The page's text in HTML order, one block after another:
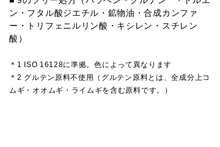
ン・フタル酸ジエチル・鉱物油・合成カンファ
ー・トリフェニルリン酸・キシレン・スチレン
酸）
＊1 ISO 16128に準拠。色によって異なります
＊2 グルテン原料不使用（グルテン原料とは、全成分上コ
ムギ・オオムギ・ライムギを含む原料です。）